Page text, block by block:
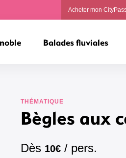
Acheter mon
Balades fluviales
THÉMATIQUE
Bègles aux
Dès 10€ / pers.